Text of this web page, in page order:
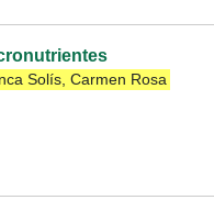
Solís, Carmen Rosa